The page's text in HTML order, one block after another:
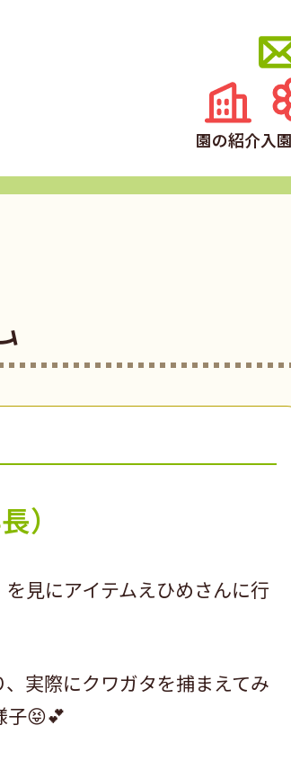
園の紹介入
）
見にアイテムえひめさんに行
実際にクワガタを捕まえてみ
子😝💕